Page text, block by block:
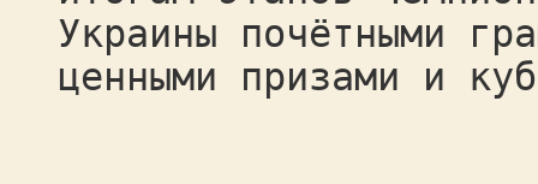
Украины почётными
ценными призами и